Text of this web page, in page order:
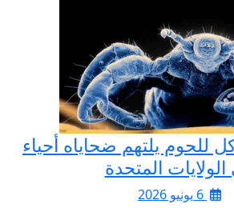
للحوم يلتهم ضحاياه أحياء
المتحدة